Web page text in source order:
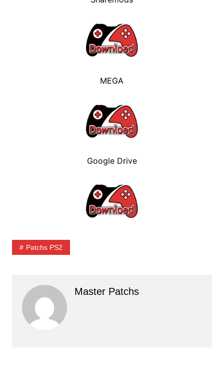
MEGA
Google Drive
Patchs PS2
Master Patchs